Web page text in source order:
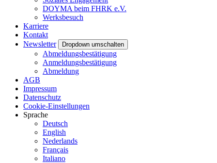
DOYMA beim FHRK e.V.
Werksbesuch
Karriere
Kontakt
Newsletter
Dropdown umschalten
Abmeldungsbestätigung
Anmeldungsbestätigung
Abmeldung
AGB
Impressum
Datenschutz
Cookie-Einstellungen
Sprache
Deutsch
English
Nederlands
Français
Italiano